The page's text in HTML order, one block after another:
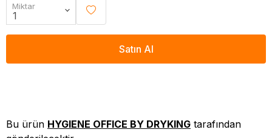
Miktar
Satın Al
Bu ürün HYGIENE OFFICE BY DRYKING tarafından